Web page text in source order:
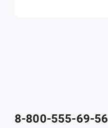
8-800-555-69-56